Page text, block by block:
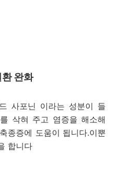
완화
사포닌 이라는 성분이 들
삭혀 주고 염증을 해소해
종증에 도움이 됩니다.이뿐
합니다